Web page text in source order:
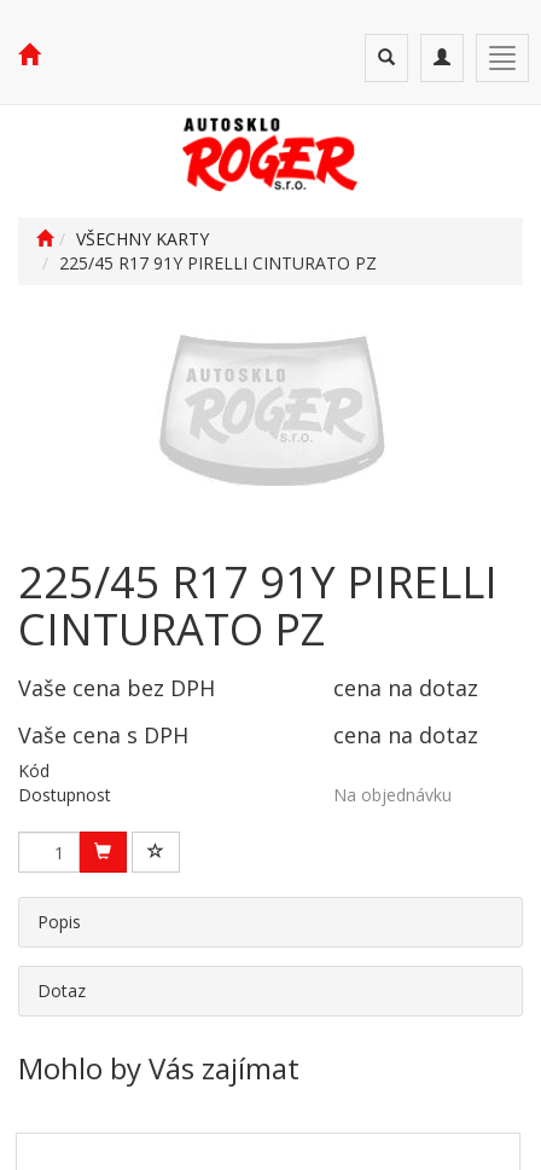
Toggle
navigation
Toggle
search
VŠECHNY KARTY
225/45 R17 91Y PIRELLI CINTURATO PZ
225/45 R17 91Y PIRELLI
CINTURATO PZ
Vaše cena bez DPH
cena na dotaz
Vaše cena s DPH
cena na dotaz
Kód
Dostupnost
Na objednávku
Popis
Dotaz
Mohlo by Vás zajímat